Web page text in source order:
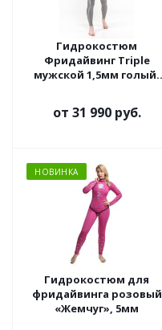
Гидрокостюм
Фридайвинг Triple
мужской 1,5мм голый/
от 31 990 руб.
НОВИНКА
Гидрокостюм для
фридайвинга розовый
«Жемчуг», 5мм